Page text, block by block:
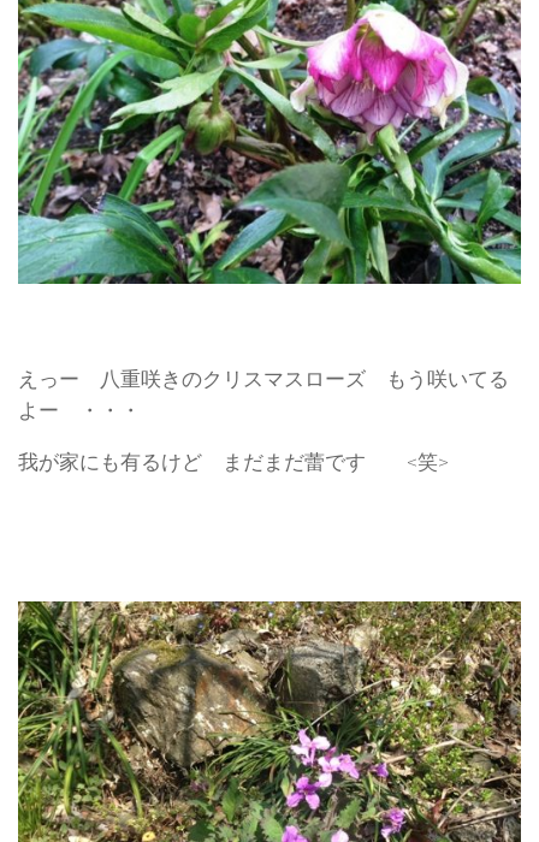
えっー 八重咲きのクリスマスローズ もう咲いてる
よー ・・・
我が家にも有るけど まだまだ蕾です <笑>